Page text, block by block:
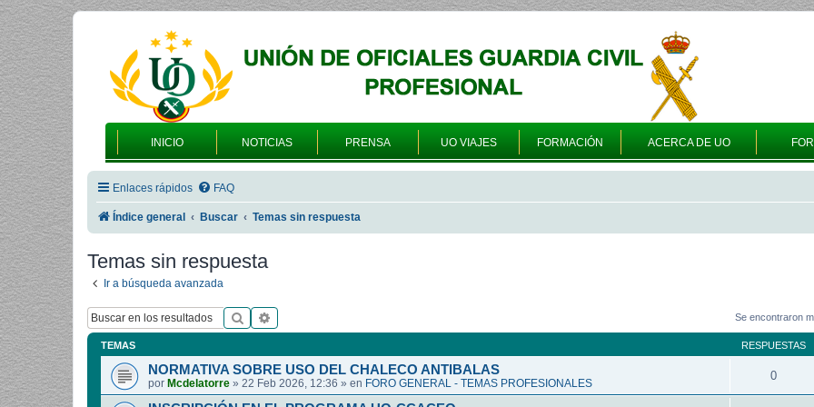
INICIO NOTICIAS PRENSA UO VIAJES FORMACIÓN ACERCA DE UO
Enlaces rápidos FAQ
Índice general Buscar Temas sin respuesta
Temas sin respuesta
Ir a búsqueda avanzada
Buscar Se encontraron
TEMAS RESPUESTAS
NORMATIVA SOBRE USO DEL CHALECO ANTIBALAS
por Mcdelatorre » 22 Feb 2026, 12:36 » en FORO GENERAL - TEMAS PROFESIONALES
0